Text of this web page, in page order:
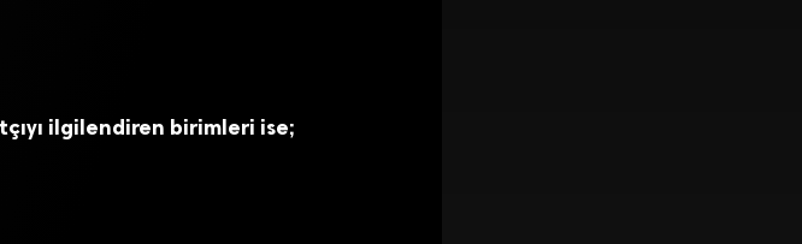
ilgilendiren birimleri ise;